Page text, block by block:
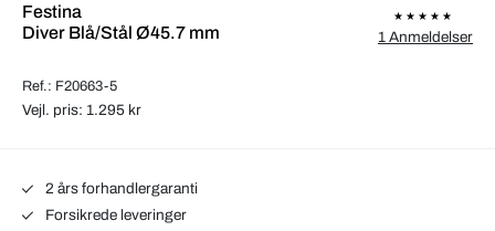
Festina
Diver Blå/Stål Ø45.7 mm
Ref.: F20663-5
1 Anmeldelser
Vejl. pris: 1.295 kr
2 års forhandlergaranti
Forsikrede leveringer